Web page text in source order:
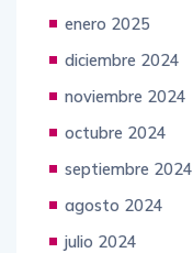
enero 2025
diciembre 2024
noviembre 2024
octubre 2024
septiembre 2024
agosto 2024
julio 2024